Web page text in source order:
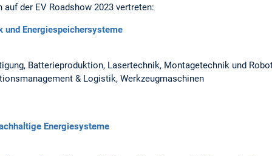
der EV Roadshow 2023 vertreten:
und Energiespeichersysteme
Batterieproduktion, Lasertechnik, Montagetechnik und
& Logistik, Werkzeugmaschinen
Energiesysteme